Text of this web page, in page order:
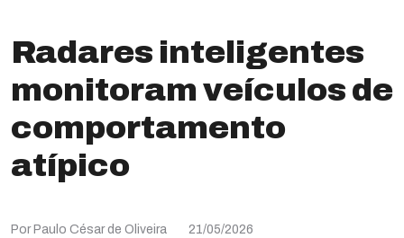
Radares inteligentes
monitoram veículos de
comportamento
atípico
Por Paulo César de Oliveira 21/05/2026